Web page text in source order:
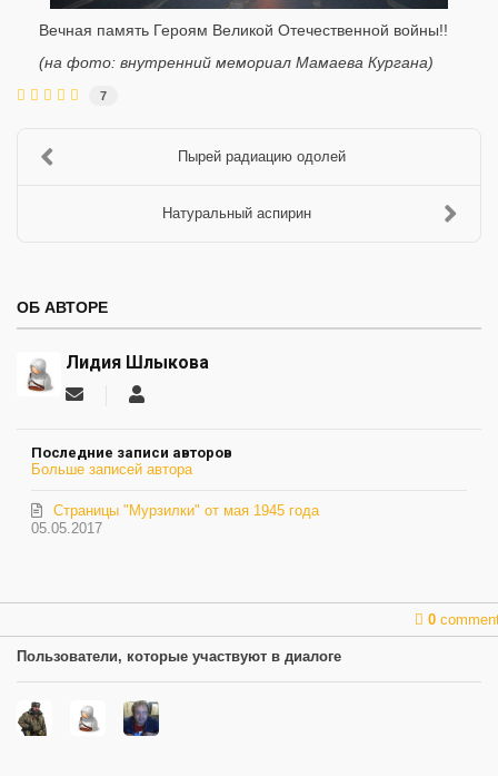
Вечная память Героям Великой Отечественной войны!!
(на фото: внутренний мемориал Мамаева Кургана)
7
Пырей радиацию одолей
Натуральный аспирин
ОБ АВТОРЕ
Лидия Шлыкова
Подписаться
автора
Последние записи авторов
Больше записей автора
05.05.2017
Страницы "Мурзилки" от мая 1945 года
0
Пользователи, которые участвуют в диалоге